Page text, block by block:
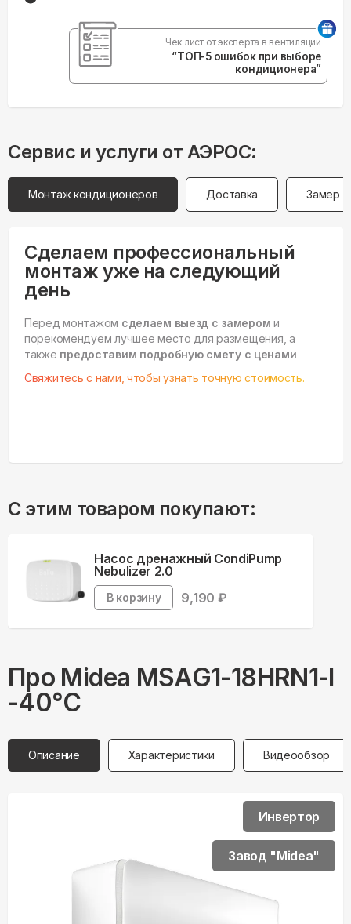
Чек лист от эксперта в вентиляции
“ТОП-5 ошибок при выборе
кондиционера”
Сервис и услуги от АЭРОС:
Монтаж кондиционеров Доставка Замер
Сделаем профессиональный
монтаж уже на следующий
день
Перед монтажом сделаем выезд с замером и
порекомендуем лучшее место для размещения, а
также предоставим подробную смету с ценами
Свяжитесь с нами, чтобы узнать точную стоимость.
С этим товаром покупают:
Насос дренажный CondiPump
Nebulizer 2.0
В корзину 9,190 ₽
Про Midea MSAG1-18HRN1-I
-40°С
Описание Характеристики Видеообзор
Инвертор
Завод "Midea"